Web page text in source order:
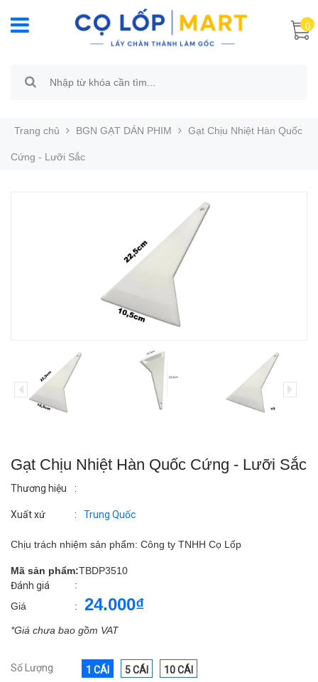
0
Trang chủ BGN GẠT DÁN PHIM Gạt Chịu Nhiệt Hàn Quốc
Cứng - Lưỡi Sắc
Gạt Chịu Nhiệt Hàn Quốc Cứng - Lưỡi Sắc
Thương hiệu :
Xuất xứ : Trung Quốc
Chịu trách nhiệm sản phẩm: Công ty TNHH Cọ Lốp
Mã sản phẩm:TBDP3510
Đánh giá
:
Giá
: 24.000₫
*Giá chưa bao gồm VAT
Số Lượng 1 CÁI 5 CÁI 10 CÁI